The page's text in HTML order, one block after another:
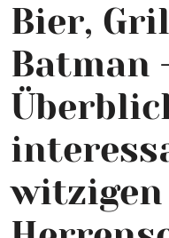
Bier,
Batman
witzigen